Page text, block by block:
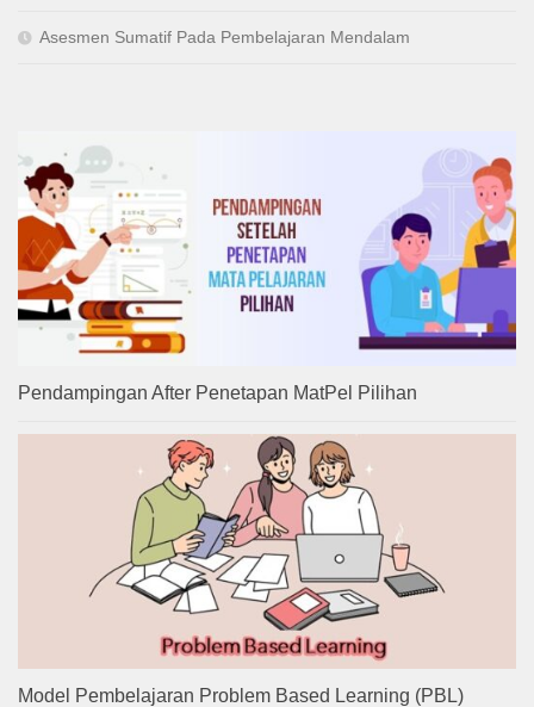
Asesmen Sumatif Pada Pembelajaran Mendalam
Pendampingan After Penetapan MatPel Pilihan
Model Pembelajaran Problem Based Learning (PBL)